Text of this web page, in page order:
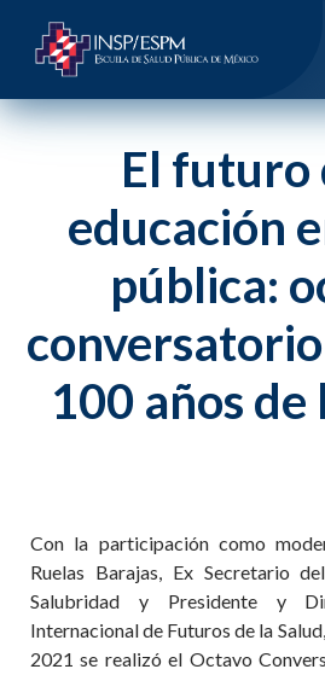
El futuro
educación
pública:
100 años de
Con la participación como
Ruelas Barajas, Ex Secretario
Salubridad y Presidente y
Internacional de Futuros de la
2021 se realizó el Octavo